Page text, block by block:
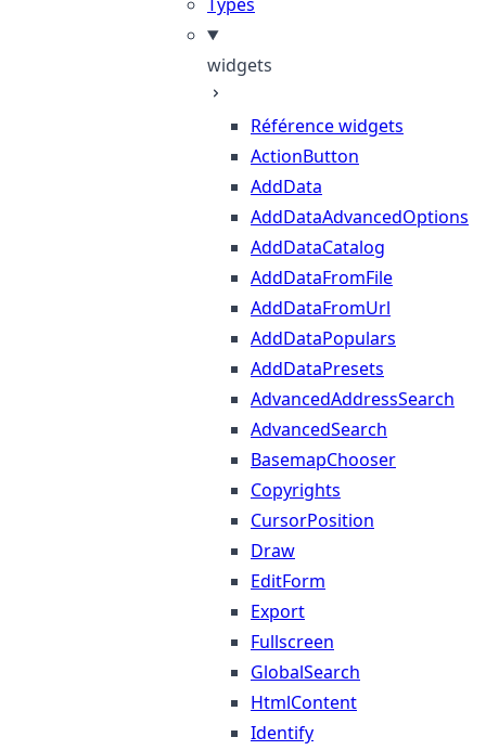
widgets
Référence widgets
ActionButton
AddData
AddDataAdvancedOptions
AddDataCatalog
AddDataFromFile
AddDataFromUrl
AddDataPopulars
AddDataPresets
AdvancedAddressSearch
AdvancedSearch
BasemapChooser
Copyrights
CursorPosition
Draw
EditForm
Export
Fullscreen
GlobalSearch
HtmlContent
Identify